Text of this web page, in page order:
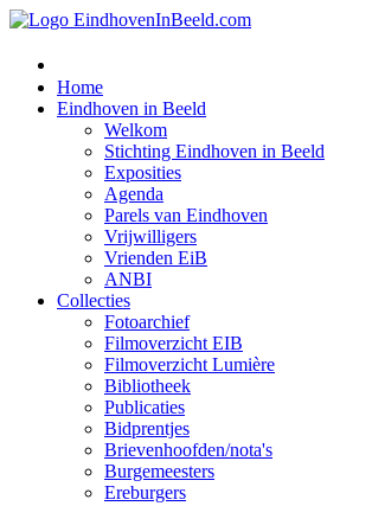
Home
Eindhoven in Beeld
Welkom
Stichting Eindhoven in Beeld
Exposities
Agenda
Parels van Eindhoven
Vrijwilligers
Vrienden EiB
ANBI
Collecties
Fotoarchief
Filmoverzicht EIB
Filmoverzicht Lumière
Bibliotheek
Publicaties
Bidprentjes
Brievenhoofden/nota's
Burgemeesters
Ereburgers